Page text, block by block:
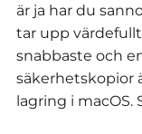
är ja har du
tar upp
snabbaste och
säkerhetskopior
lagring i macOS.